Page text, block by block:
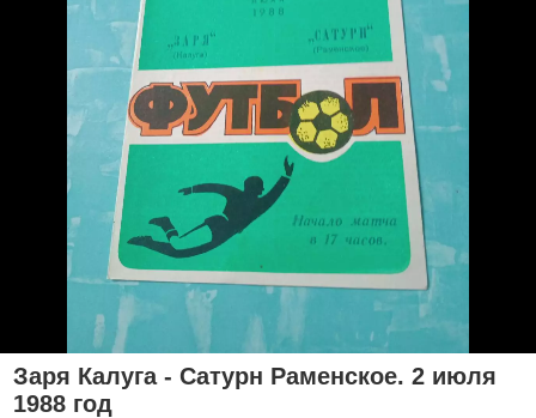
Заря Калуга - Сатурн Раменское. 2 июля
1988 год